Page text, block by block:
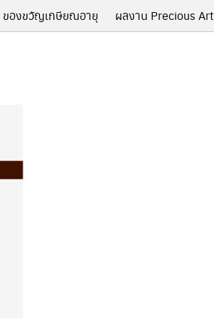
ของขวัญเกษียณอายุ ผลงาน Precious Art